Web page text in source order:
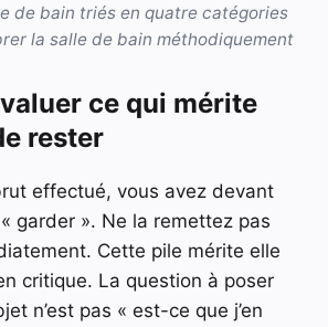
de bain triés en quatre catégories
la salle de bain méthodiquement
ce qui mérite
rester
effectué, vous avez devant
garder ». Ne la remettez pas
Cette pile mérite elle
critique. La question à poser
n’est pas « est-ce que j’en